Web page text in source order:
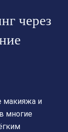
через
макияжа и
многие